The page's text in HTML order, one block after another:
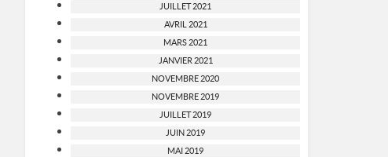
JUILLET 2021
AVRIL 2021
MARS 2021
JANVIER 2021
NOVEMBRE 2020
NOVEMBRE 2019
JUILLET 2019
JUIN 2019
MAI 2019